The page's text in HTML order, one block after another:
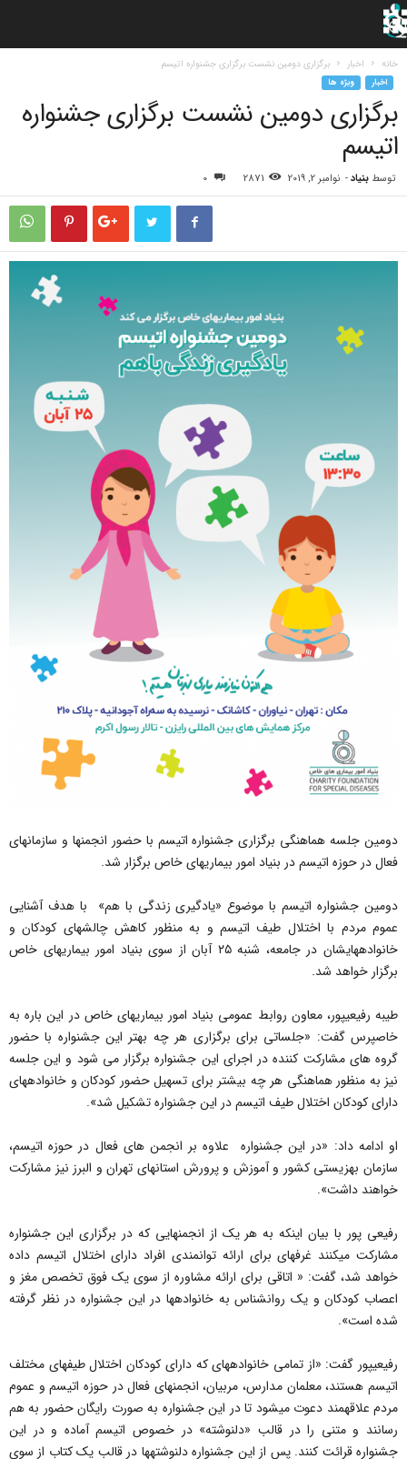
خانه اخبار برگزاری دومین نشست برگزاری جشنواره اتیسم
اخبار ویژه ها
برگزاری دومین نشست برگزاری جشنواره
اتیسم
توسط بنیاد- نوامبر 2, 2019 2871
0
دومین جلسه هماهنگی برگزاری جشنواره اتیسم با حضور انجمن‎ها و سازمان‎های
فعال در حوزه اتیسم در بنیاد امور بیماری‎های خاص برگزار شد.
دومین جشنواره اتیسم با موضوع «یادگیری زندگی با‎ هم» با هدف آشنایی
عموم مردم با اختلال طیف اتیسم و به منظور کاهش چالش‎های کودکان و
خانواده‎های‎شان در جامعه، شنبه ۲۵ آبان از سوی بنیاد امور بیماری‎های خاص
برگزار خواهد شد.
طیبه رفیعی‎پور، معاون روابط عمومی بنیاد امور بیماری‎های خاص در این باره به
خاص‎پرس گفت: «جلساتی برای برگزاری هر چه بهتر این جشنواره با حضور
گروه های مشارکت کننده در اجرای این جشنواره برگزار می شود و این جلسه
نیز به منظور هماهنگی هر چه بیشتر برای تسهیل حضور کودکان و خانواده‎های
دارای کودکان اختلال طیف اتیسم در این جشنواره‎ تشکیل شد».
او ادامه داد: «در این جشنواره علاوه بر انجمن های فعال در حوزه اتیسم،
سازمان بهزیستی کشور و آموزش و پرورش استان‎های تهران و البرز نیز مشارکت
خواهند داشت».
رفیعی پور با بیان اینکه به هر یک از انجمن‎هایی که در برگزاری این جشنواره
مشارکت می‎کنند غرفه‎ای برای ارائه توانمندی افراد دارای اختلال اتیسم داده
خواهد شد، گفت: « اتاقی برای ارائه مشاوره از سوی یک فوق تخصص مغز و
اعصاب کودکان و یک روانشناس به خانواده‎ها در این جشنواره در نظر گرفته
شده است».
رفیعی‎پور گفت: «از تمامی خانواده‎های که دارای کودکان اختلال طیف‎های مختلف
اتیسم هستند، معلمان مدارس، مربیان، انجمن‎های فعال در حوزه اتیسم و عموم
مردم علاقه‎مند دعوت می‎شود تا در این جشنواره به صورت رایگان حضور به هم
رسانند و متنی را در قالب «دل‎نوشته» در خصوص اتیسم آماده و در این
جشنواره قرائت کنند. پس از این جشنواره دل‎نوشته‎ها در قالب یک کتاب از سوی